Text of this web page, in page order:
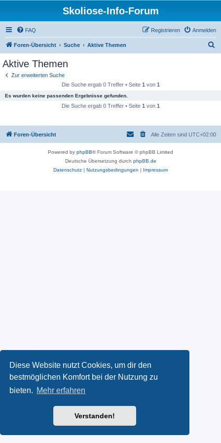
Diese Website nutzt Cookies, um dir den
bestmöglichen Komfort bei der Nutzung zu
bieten. Mehr erfahren
Verstanden!
Skoliose-Info-Forum
FAQ Anmelden
Registrieren
Foren-Übersicht Suche Aktive Themen
Aktive Themen
Zur erweiterten Suche
Die Suche ergab 0 Treffer • Seite 1 von 1
Es wurden keine passenden Ergebnisse gefunden.
Die Suche ergab 0 Treffer • Seite 1 von 1
Foren-Übersicht Alle Zeiten sind UTC+02:00
Powered by phpBB® Forum Software © phpBB Limited
Deutsche Übersetzung durch phpBB.de
Datenschutz | Nutzungsbedingungen | Impressum